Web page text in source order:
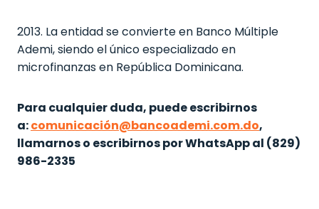
2013. La entidad se convierte en Banco Múltiple
Ademi, siendo el único especializado en
microfinanzas en República Dominicana.
Para cualquier duda, puede escribirnos
a:comunicación@bancoademi.com.do,
llamarnos o escribirnos por WhatsApp al (829)
986-2335